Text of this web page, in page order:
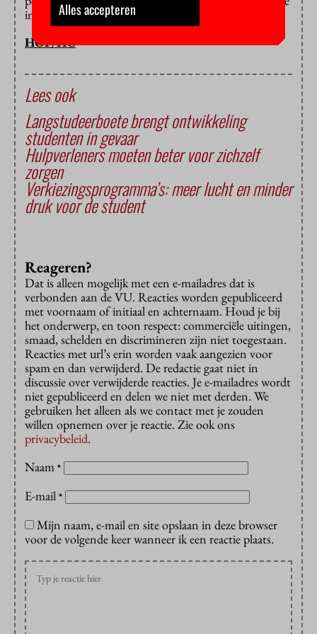
in het midden.
HOP/HC
Lees ook
Langstudeerboete brengt ontwikkeling
studenten in gevaar
Hulpverleners moeten beter voor zichzelf
zorgen
Verkiezingsprogramma’s: meer lucht en minder
druk voor de student
Reageren?
Dat is alleen mogelijk met een e-mailadres dat is
verbonden aan de VU. Reacties worden gepubliceerd
met voornaam of initiaal en achternaam. Houd je bij
het onderwerp, en toon respect: commerciële uitingen,
smaad, schelden en discrimineren zijn niet toegestaan.
Reacties met url’s erin worden vaak aangezien voor
spam en dan verwijderd. De redactie gaat niet in
discussie over verwijderde reacties. Je e-mailadres wordt
niet gepubliceerd en delen we niet met derden. We
gebruiken het alleen als we contact met je zouden
willen opnemen over je reactie. Zie ook ons
privacybeleid.
Naam *
E-mail *
Mijn naam, e-mail en site opslaan in deze browser
voor de volgende keer wanneer ik een reactie plaats.
Alles accepteren